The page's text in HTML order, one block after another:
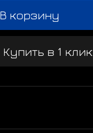
В корзину
Купить в 1 клик